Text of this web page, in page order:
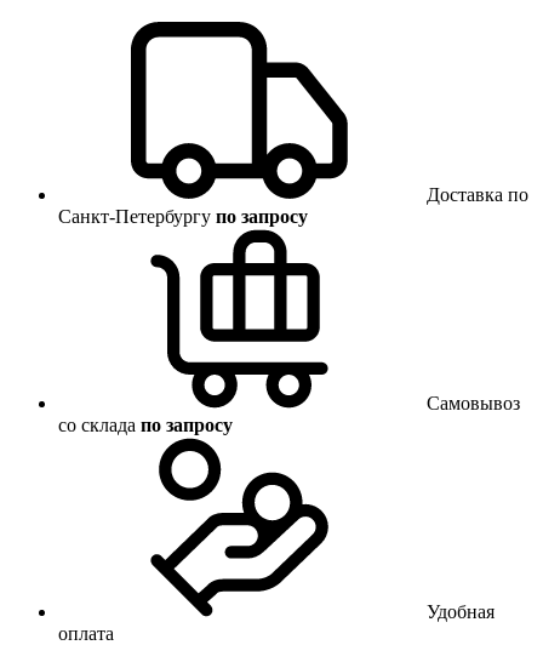
Доставка по
Санкт-Петербургу по запросу
Самовывоз
со склада по запросу
Удобная
оплата